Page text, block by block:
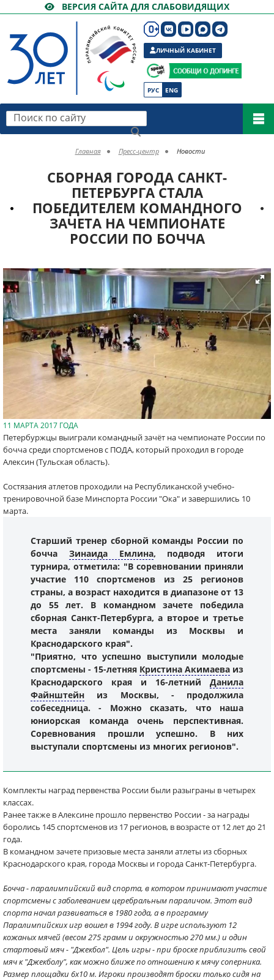
ВЕРСИЯ САЙТА ДЛЯ СЛАБОВИДЯЩИХ
РУС ENG
ЛИЧНЫЙ КАБИНЕТ
Поиск по сайту
Главная Пресс-центр Новости
СБОРНАЯ ГОРОДА САНКТ-
ПЕТЕРБУРГА СТАЛА
ПОБЕДИТЕЛЕМ КОМАНДНОГО
ЗАЧЕТА НА ЧЕМПИОНАТЕ
РОССИИ ПО БОЧЧА
11 МАРТА 2017 ГОДА
Петербуржцы выиграли командный зачёт на чемпионате России по
бочча среди спортсменов с ПОДА, который проходил в городе
Алексин (Тульская область).
Состязания атлетов проходили на Республиканской учебно-
тренировочной базе Минспорта России "Ока" и завершились 10
марта.
Старший тренер сборной команды России по
бочча Зинаида Емлина, подводя итоги
турнира, отметила: "В соревновании приняли
участие 110 спортсменов из 25 регионов
страны, а возраст находится в диапазоне от 13
до 55 лет. В командном зачете победила
сборная Санкт-Петербурга, а второе и третье
места заняли команды из Москвы и
Краснодарского края".
"Приятно, что успешно выступили молодые
спортсмены - 15-летняя Кристина Акимаева из
Краснодарского края и 16-летний Данила
Файнштейн из Москвы, - продолжила
собеседница. - Можно сказать, что наша
юниорская команда очень перспективная.
Соревнования прошли успешно. В них
выступали спортсмены из многих регионов".
Комплекты наград первенства России были разыграны в четырех
классах.
Ранее также в Алексине прошло первенство России - за награды
боролись 145 спортсменов из 17 регионов, в возрасте от 12 лет до 21
года.
В командном зачете призовые места заняли атлеты из сборных
Краснодарского края, города Москвы и города Санкт-Петербурга.
Бочча - паралимпийский вид спорта, в котором принимают участие
спортсмены с заболеванием церебральным параличом. Этот вид
спорта начал развиваться в 1980 года, а в программу
Паралимпийских игр вошел в 1994 году. В игре используют 12
кожаных мячей (весом 275 грамм и окружностью 270 мм.) и один
стартовый мяч - "Джекбол". Цель игры - при броске приблизить свой
мяч к "Джекболу", как можно ближе по отношению к мячу соперника.
Размер площадки 6х10 м. Игроки производят броски только сидя на